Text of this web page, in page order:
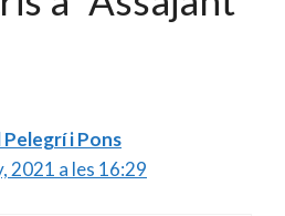
Pelegrí i Pons
2021 a les 16:29